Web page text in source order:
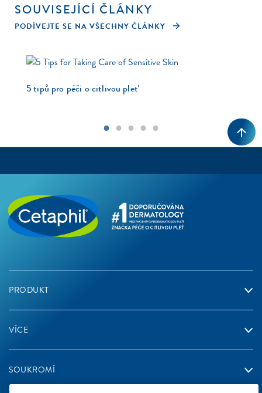
SOUVISEJÍCÍ ČLÁNKY
PODÍVEJTE SE NA VŠECHNY ČLÁNKY
5 tipů pro péči o citlivou pleť
PRODUKT
VÍCE
SOUKROMÍ